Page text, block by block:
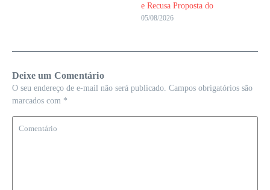
e Recusa Proposta do
05/08/2026
Deixe um Comentário
O seu endereço de e-mail não será publicado. Campos obrigatórios são
marcados com *